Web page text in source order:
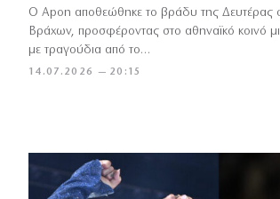
14.07.2026 — 20:15
Ο Apon αποθεώθηκε το βράδυ της Δευτέρας
Βράχων, προσφέροντας στο αθηναϊκό κοινό
με τραγούδια από το…